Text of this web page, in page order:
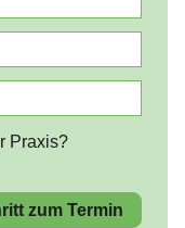
/ Rückfuß
Praxis?
zum Termin